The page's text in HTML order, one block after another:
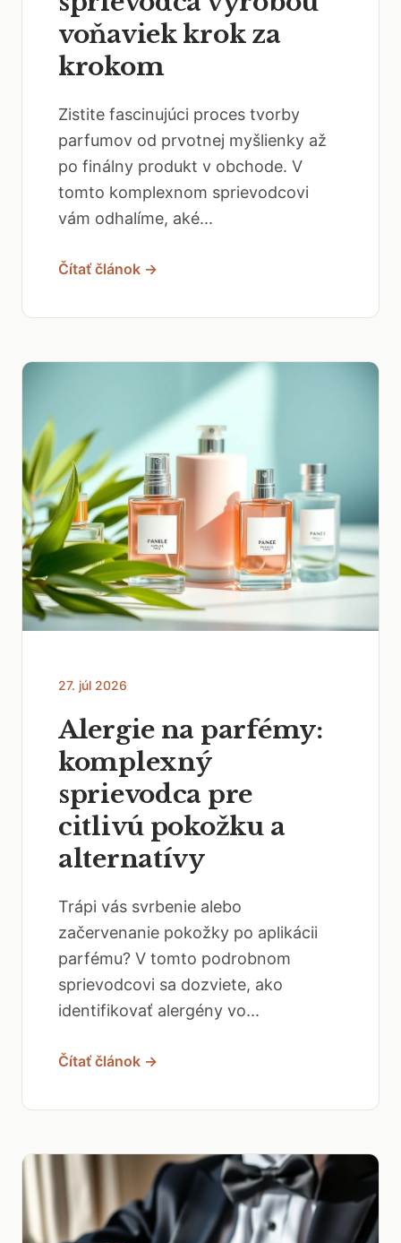
voňaviek krok za
krokom
Zistite fascinujúci proces tvorby
parfumov od prvotnej myšlienky až
po finálny produkt v obchode. V
tomto komplexnom sprievodcovi
vám odhalíme, aké...
Čítať článok →
27. júl 2026
Alergie na parfémy:
komplexný
sprievodca pre
citlivú pokožku a
alternatívy
Trápi vás svrbenie alebo
začervenanie pokožky po aplikácii
parfému? V tomto podrobnom
sprievodcovi sa dozviete, ako
identifikovať alergény vo...
Čítať článok →